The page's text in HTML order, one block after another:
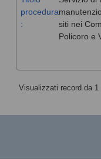
procedura
:
siti nei
Policoro e
Visualizzati record da 1